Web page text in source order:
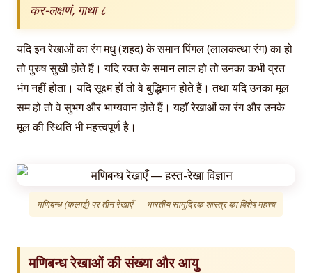
कर-लक्षणं, गाथा ८
यदि इन रेखाओं का रंग मधु (शहद) के समान पिंगल (लालकत्था रंग) का हो
तो पुरुष सुखी होते हैं। यदि रक्त के समान लाल हो तो उनका कभी व्रत
भंग नहीं होता। यदि सूक्ष्म हों तो वे बुद्धिमान होते हैं। तथा यदि उनका मूल
सम हो तो वे सुभग और भाग्यवान होते हैं। यहाँ रेखाओं का रंग और उनके
मूल की स्थिति भी महत्त्वपूर्ण है।
मणिबन्ध (कलाई) पर तीन रेखाएँ — भारतीय सामुद्रिक शास्त्र का विशेष महत्त्व
मणिबन्ध रेखाओं की संख्या और आयु